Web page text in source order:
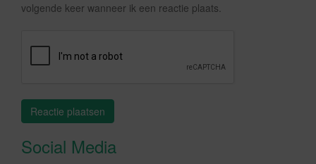
volgende keer wanneer ik een reactie plaats.
Social Media